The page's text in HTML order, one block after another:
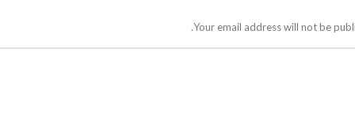
Your email address will not be